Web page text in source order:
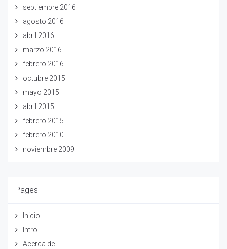
septiembre 2016
agosto 2016
abril 2016
marzo 2016
febrero 2016
octubre 2015
mayo 2015
abril 2015
febrero 2015
febrero 2010
noviembre 2009
Pages
Inicio
Intro
Acerca de